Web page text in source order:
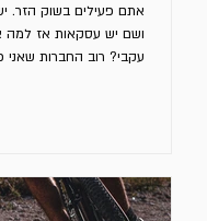
אתם פעילים בשוק הזר.
ושם יש עסקאות אז למה
עקבי? רוב החברות שאני
התוצאות של בעיה עמוקה